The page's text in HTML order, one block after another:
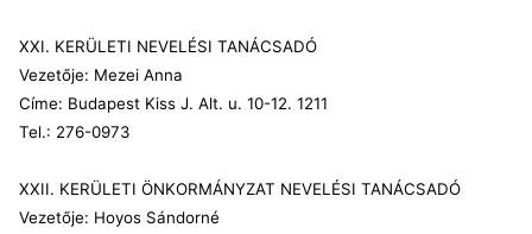
XXI. KERÜLETI NEVELÉSI TANÁCSADÓ
Vezetője: Mezei Anna
Címe: Budapest Kiss J. Alt. u. 10-12. 1211
Tel.: 276-0973
XXII. KERÜLETI ÖNKORMÁNYZAT NEVELÉSI TANÁCSADÓ
Vezetője: Hoyos Sándorné